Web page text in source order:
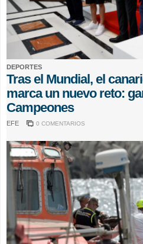
DEPORTES
Tras el Mundial, el
marca un nuevo reto:
Campeones
EFE 0 COMENTARIOS